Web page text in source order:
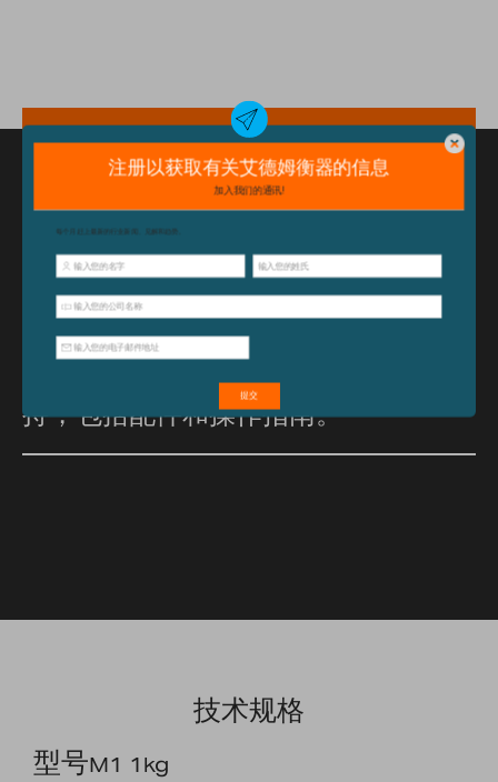
特点和优点
坚固的不锈钢结构最为耐用
已经购买此产品？ 单击此处
持，包括配件和操作指南。
技术规格
型号M1 1kg